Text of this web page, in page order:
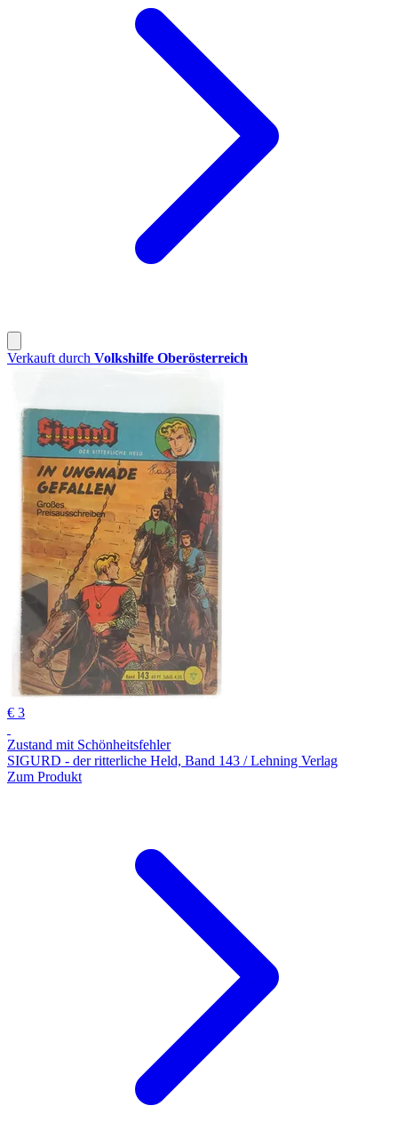
Verkauft durch Volkshilfe Oberösterreich
€ 3
Zustand mit Schönheitsfehler
SIGURD - der ritterliche Held, Band 143 / Lehning Verlag
Zum Produkt